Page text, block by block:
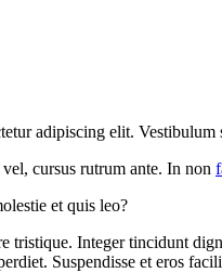
adipiscing elit. Vestibulum
cursus rutrum ante. In non
et quis leo?
tristique. Integer tincidunt
Suspendisse et eros